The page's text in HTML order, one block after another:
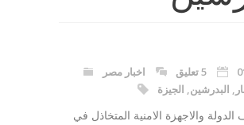
5 تعليق
اخبار مصر
, البدرشين, الجيزة
والاجهزة الامنية المتخاذل في